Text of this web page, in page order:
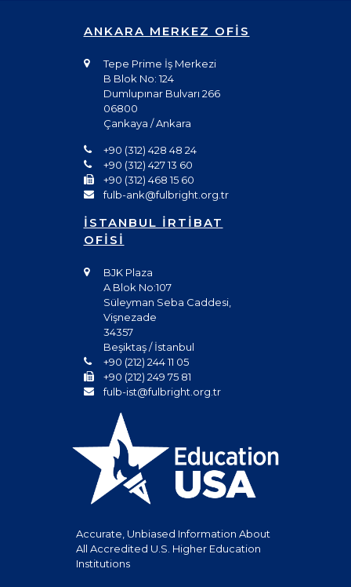
ANKARA MERKEZ OFİS
Tepe Prime İş Merkezi
B Blok No: 124
Dumlupınar Bulvarı 266
06800
Çankaya / Ankara
+90 (312) 428 48 24
+90 (312) 427 13 60
+90 (312) 468 15 60
fulb-ank@fulbright.org.tr
İSTANBUL İRTİBAT
OFİSİ
BJK Plaza
A Blok No:107
Süleyman Seba Caddesi,
Vişnezade
34357
Beşiktaş / İstanbul
+90 (212) 244 11 05
+90 (212) 249 75 81
fulb-ist@fulbright.org.tr
Accurate, Unbiased Information About
All Accredited U.S. Higher Education
Institutions